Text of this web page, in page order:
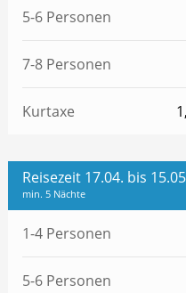
5-6 Personen
7-8 Personen
Kurtaxe
Reisezeit 17.04. bis
min. 5 Nächte
1-4 Personen
5-6 Personen